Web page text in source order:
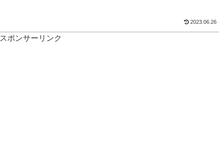
2023.06.26
スポンサーリンク